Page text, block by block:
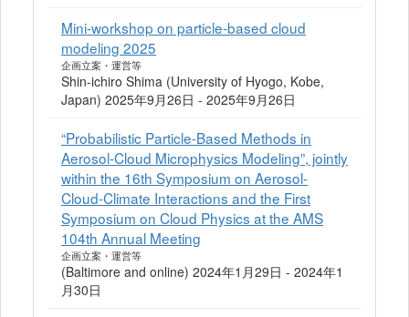
Mini-workshop on particle-based cloud
modeling 2025
企画立案・運営等
Shin-ichiro Shima (University of Hyogo, Kobe,
Japan) 2025年9月26日 - 2025年9月26日
“Probabilistic Particle-Based Methods in
Aerosol-Cloud Microphysics Modeling”, jointly
within the 16th Symposium on Aerosol-
Cloud-Climate Interactions and the First
Symposium on Cloud Physics at the AMS
104th Annual Meeting
企画立案・運営等
(Baltimore and online) 2024年1月29日 - 2024年1
月30日